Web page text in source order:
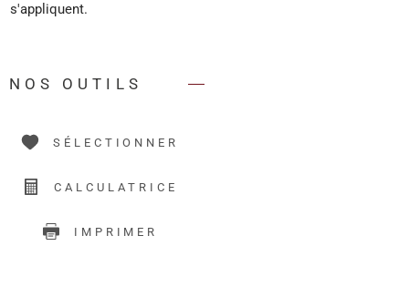
s'appliquent.
NOS OUTILS
SÉLECTIONNER
CALCULATRICE
IMPRIMER